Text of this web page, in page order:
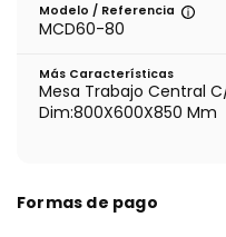
Modelo / Referencia
MCD60-80
Más Características
Mesa Trabajo Central
Dim:800X600X850 Mm
Formas de pago